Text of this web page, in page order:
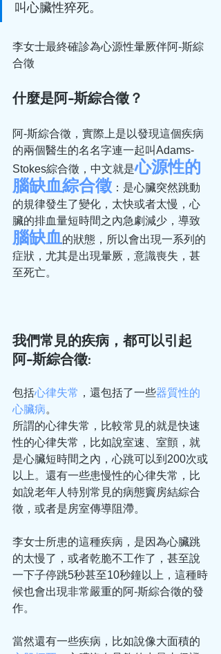
叫心臟性猝死。
李女士最終確診為心源性暈厥伴阿-斯綜
合徵
什麼是阿-斯綜合徵？
阿-斯綜合徵，實際上是以發現這個疾病
的兩個醫生的名名字連一起叫Adams-
Stokes綜合徵，中文就是心源性的
腦缺血綜合徵 ：是心臟突然跳動
的規律發生了變化，太快或者太慢，心
臟的排血量短時間之內急劇減少，導致
腦缺血 的狀態，所以會出現一系列的
症狀，尤其是出現暈厥，意識喪失，甚
至死亡。
我們常見的疾病，都可以引起
阿-斯綜合徵:
包括心律失常 ，還包括了一些器質性的
心臟病。
所謂的心律失常，比較常見的就是快速
性的心律失常，比如說室速、室顫，就
是心臟短時間之內，心跳可以到200次或
以上。還有一些患慢性的心律失常，比
如說老年人特別常見的病態竇房結綜合
徵，或者是房室傳導阻滯。
李女士所患的這種疾病，是因為心臟跳
的太慢了，或者乾脆不工作了，甚至說
一下子停跳5秒甚至10秒鐘以上，這種時
候也會出現非常嚴重的阿-斯綜合徵的發
作。
當然還有一些疾病，比如說像大面積的